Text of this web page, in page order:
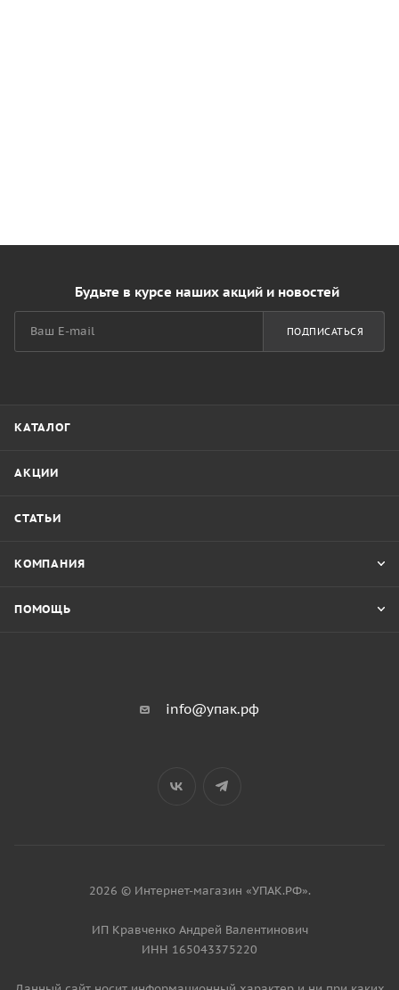
Будьте в курсе наших акций и новостей
ПОДПИСАТЬСЯ
КАТАЛОГ
АКЦИИ
СТАТЬИ
КОМПАНИЯ
ПОМОЩЬ
info@упак.рф
2026 © Интернет-магазин «УПАК.РФ».
ИП Кравченко Андрей Валентинович
ИНН 165043375220